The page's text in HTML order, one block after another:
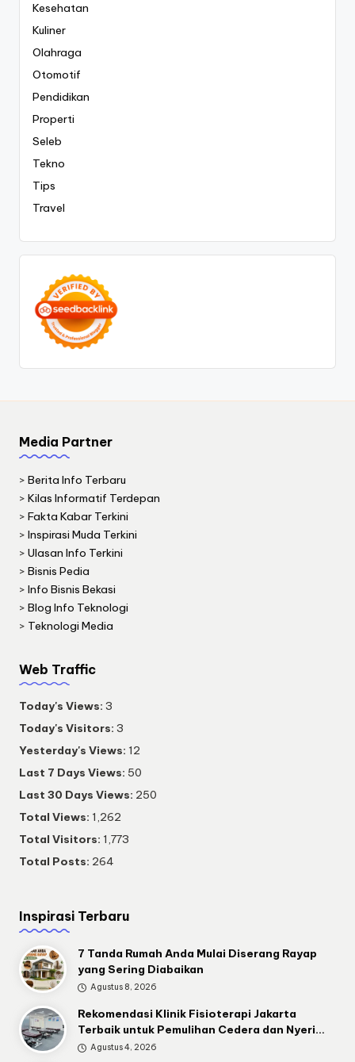
Kesehatan
Kuliner
Olahraga
Otomotif
Pendidikan
Properti
Seleb
Tekno
Tips
Travel
Media Partner
> Berita Info Terbaru
> Kilas Informatif Terdepan
> Fakta Kabar Terkini
> Inspirasi Muda Terkini
> Ulasan Info Terkini
> Bisnis Pedia
> Info Bisnis Bekasi
> Blog Info Teknologi
> Teknologi Media
Web Traffic
Today's Views: 3
Today's Visitors: 3
Yesterday's Views: 12
Last 7 Days Views: 50
Last 30 Days Views: 250
Total Views: 1,262
Total Visitors: 1,773
Total Posts: 264
Inspirasi Terbaru
7 Tanda Rumah Anda Mulai Diserang Rayap
yang Sering Diabaikan
Agustus 8, 2026
Rekomendasi Klinik Fisioterapi Jakarta
Terbaik untuk Pemulihan Cedera dan Nyeri…
Agustus 4, 2026